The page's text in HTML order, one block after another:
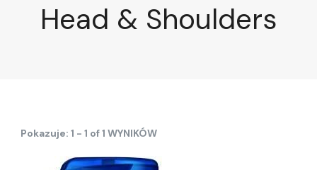
Head & Shoulders
Pokazuje: 1 - 1 of 1 WYNIKÓW